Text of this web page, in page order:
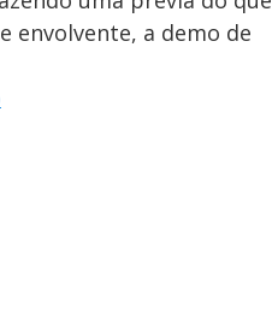
envolvente, a demo de